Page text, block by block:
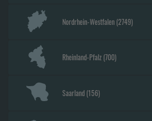
Nordrhein-Westfalen(2749)
Rheinland-Pfalz(700)
Saarland(156)